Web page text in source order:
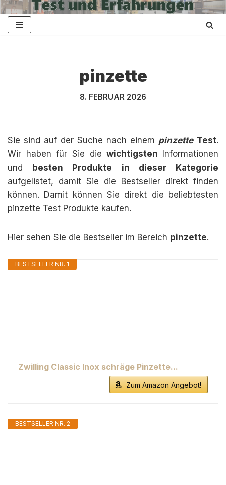
Zum
pinzette
8. FEBRUAR 2026
Sie sind auf der Suche nach einem pinzette Test.
Wir haben für Sie diewichtigsten
Informationen
und
besten Produkte in dieser Kategorie
aufgelistet, damit Sie die Bestseller direkt finden
können. Damit können Sie direkt die beliebtesten
pinzette Test Produkte kaufen.
Hier sehen Sie die Bestseller im Bereich pinzette.
BESTSELLER NR. 1
Zwilling Classic Inox schräge Pinzette...
Zum Amazon Angebot!
BESTSELLER NR. 2